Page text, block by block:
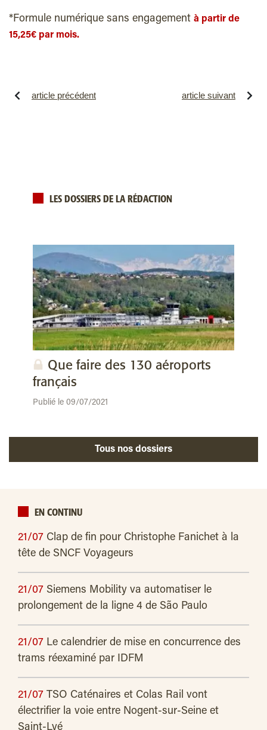
*Formule numérique sans engagement à partir de
15,25€ par mois.
article précédent article suivant
LES DOSSIERS DE LA RÉDACTION
Que faire des 130 aéroports
français
Publié le 09/07/2021
Tous nos dossiers
EN CONTINU
21/07 Clap de fin pour Christophe Fanichet à la
tête de SNCF Voyageurs
21/07 Siemens Mobility va automatiser le
prolongement de la ligne 4 de São Paulo
21/07 Le calendrier de mise en concurrence des
trams réexaminé par IDFM
21/07 TSO Caténaires et Colas Rail vont
électrifier la voie entre Nogent-sur-Seine et
Saint-Lyé